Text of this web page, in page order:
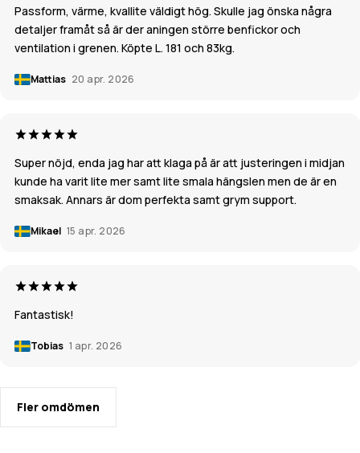
Passform, värme, kvallite väldigt hög. Skulle jag önska några
detaljer framåt så är der aningen större benfickor och
ventilation i grenen. Köpte L. 181 och 83kg.
Mattias 20 apr. 2026
Super nöjd, enda jag har att klaga på är att justeringen i midjan
kunde ha varit lite mer samt lite smala hängslen men de är en
smaksak. Annars är dom perfekta samt grym support.
Mikael 15 apr. 2026
Fantastisk!
Tobias 1 apr. 2026
Fler omdömen